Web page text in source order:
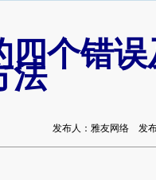
四个错
法
发布人：雅友网络 发布